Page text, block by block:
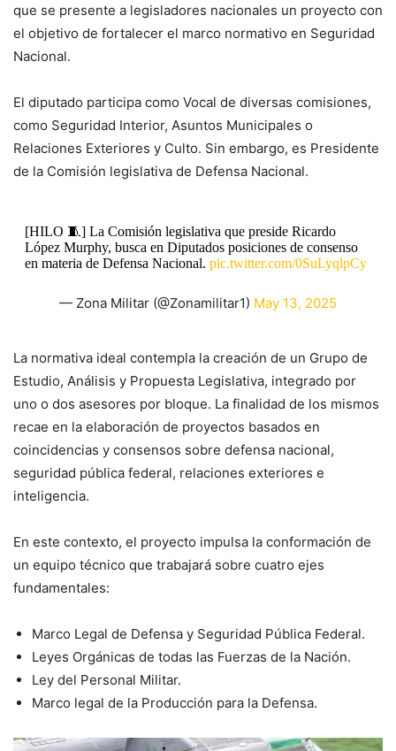
que se presente a legisladores nacionales un proyecto con
el objetivo de fortalecer el marco normativo en Seguridad
Nacional.
El diputado participa como Vocal de diversas comisiones,
como Seguridad Interior, Asuntos Municipales o
Relaciones Exteriores y Culto. Sin embargo, es Presidente
de la Comisión legislativa de Defensa Nacional.
[HILO 🧵] La Comisión legislativa que preside Ricardo
López Murphy, busca en Diputados posiciones de consenso
en materia de Defensa Nacional. pic.twitter.com/0SuLyqlpCy
— Zona Militar (@Zonamilitar1) May 13, 2025
La normativa ideal contempla la creación de un Grupo de
Estudio, Análisis y Propuesta Legislativa, integrado por
uno o dos asesores por bloque. La finalidad de los mismos
recae en la elaboración de proyectos basados en
coincidencias y consensos sobre defensa nacional,
seguridad pública federal, relaciones exteriores e
inteligencia.
En este contexto, el proyecto impulsa la conformación de
un equipo técnico que trabajará sobre cuatro ejes
fundamentales:
Marco Legal de Defensa y Seguridad Pública Federal.
Leyes Orgánicas de todas las Fuerzas de la Nación.
Ley del Personal Militar.
Marco legal de la Producción para la Defensa.